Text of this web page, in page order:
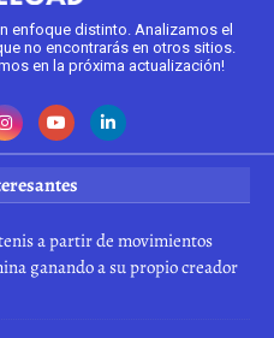
enfoque distinto. Analizamos el
no encontrarás en otros sitios.
en la próxima actualización!
a partir de movimientos
ganando a su propio creador